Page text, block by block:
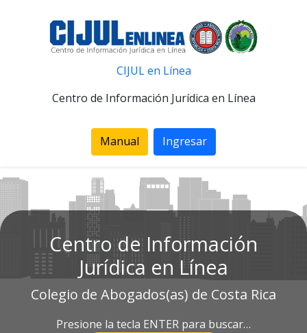
CIJUL en Línea
Centro de Información Jurídica en Línea
Manual Ingresar
Centro de Información
Jurídica en Línea
Colegio de Abogados(as) de Costa Rica
Presione la tecla ENTER para buscar…